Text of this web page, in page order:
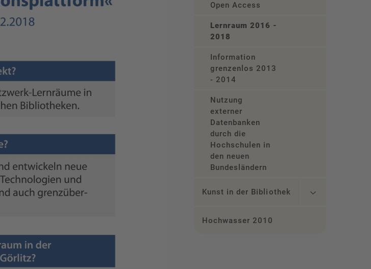
Open Access
Lernraum 2016 -
2018
Information
grenzenlos 2013
- 2014
Nutzung
externer
Datenbanken
durch die
Hochschulen in
den neuen
Bundesländern
Kunst in der Bibliothek
Hochwasser 2010